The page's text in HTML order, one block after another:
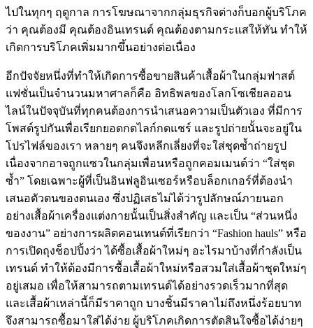
ไปในทุกๆ ฤดูกาล การโฆษณาจากกลุ่มธุรกิจต่างก็บอกผู้บริโภค
ว่า คุณต้องมี คุณต้องอินเทรนด์ คุณต้องตามกระแสให้ทัน ทำให้
เกิดการบริโภคเพิ่มมากขึ้นอย่างต่อเนื่อง
อีกปัจจัยหนึ่งที่ทำให้เกิดการซื้อขายสินค้าเสื้อผ้าในกลุ่มฟาสต์
แฟชั่นเป็นจำนวนมหาศาลก็คือ อิทธิพลของโลกโซเชียลออน
ไลน์ในปัจจุบันที่ทุกคนต้องการนำเสนอความเป็นตัวเอง ที่มีการ
โพสต์รูปกันเพื่อเรียกยอดกดไลก์กดแชร์ และรูปถ่ายนั้นจะอยู่ใน
โปรไฟล์ของเรา หลายๆ คนจึงหลีกเลี่ยงที่จะใส่ชุดซ้ำถ่ายรูป
เนื่องจากอาจถูกแซวในกลุ่มเพื่อนหรือถูกคอมเมนต์ว่า “ใส่ชุด
ซ้ำ” โดยเฉพาะผู้ที่เป็นอินฟลูอินเซอร์หรือบล็อกเกอร์ที่ต้องนำ
เสนอตัวตนของตนเอง ซึ่งปฏิเสธไม่ได้ว่ารูปลักษณ์ภายนอก
อย่างเสื้อผ้าเครื่องแต่งกายนั้นเป็นสิ่งสำคัญ และเป็น “ส่วนหนึ่ง
ของงาน” อย่างการผลิตคอนเทนต์ที่เรียกว่า “Fashion hauls” หรือ
การเปิดถุงช็อปปิ้งว่า ได้ซื้อเสื้อผ้าใหม่ๆ อะไรมาบ้างที่กำลังเป็น
เทรนด์ ทำให้ต้องมีการซื้อเสื้อผ้าใหม่หรือสวมใส่เสื้อผ้าชุดใหม่ๆ
อยู่เสมอ เพื่อให้สามารถตามเทรนด์ได้อย่างรวดเร็วมากที่สุด
และเสื้อผ้าเหล่านี้ก็มีราคาถูก บางชิ้นมีราคาไม่ถึงหนึ่งร้อยบาท
จึงสามารถซื้อมาใส่ได้ง่าย ผู้บริโภคเกิดการตัดสินใจซื้อได้ง่ายๆ